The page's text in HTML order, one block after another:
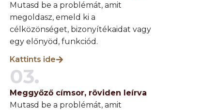
Mutasd be a problémát, amit
megoldasz, emeld ki a
célközönséget, bizonyítékaidat vagy
egy előnyöd, funkciód.
Kattints ide
03.
Meggyőző címsor, röviden leírva
Mutasd be a problémát, amit